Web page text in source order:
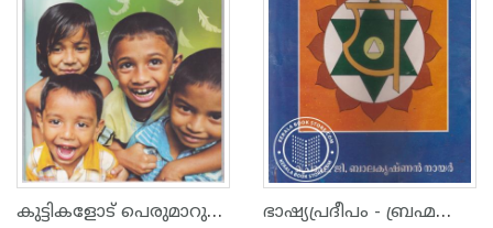
കുട്ടികളോട് പെരുമാറുമ്പോള്‍ ഭാഷ്യപ്രദീപം - ബ്രഹ്മസൂത്രഭാഷ്യാനുവാദം -Old Edition-